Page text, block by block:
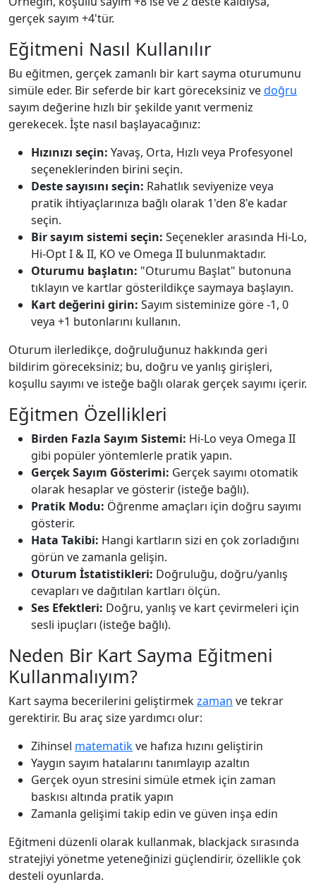
gerçek sayım +4'tür.
Eğitmeni Nasıl Kullanılır
Bu eğitmen, gerçek zamanlı bir kart sayma oturumunu
simüle eder. Bir seferde bir kart göreceksiniz vedoğru
sayım değerine hızlı bir şekilde yanıt vermeniz
gerekecek. İşte nasıl başlayacağınız:
Hızınızı seçin: Yavaş, Orta, Hızlı veya Profesyonel
seçeneklerinden birini seçin.
Deste sayısını seçin: Rahatlık seviyenize veya
pratik ihtiyaçlarınıza bağlı olarak 1'den 8'e kadar
seçin.
Bir sayım sistemi seçin: Seçenekler arasında Hi-Lo,
Hi-Opt I & II, KO ve Omega II bulunmaktadır.
Oturumu başlatın: "Oturumu Başlat" butonuna
tıklayın ve kartlar gösterildikçe saymaya başlayın.
Kart değerini girin: Sayım sisteminize göre -1, 0
veya +1 butonlarını kullanın.
Oturum ilerledikçe, doğruluğunuz hakkında geri
bildirim göreceksiniz; bu, doğru ve yanlış girişleri,
koşullu sayımı ve isteğe bağlı olarak gerçek sayımı içerir.
Eğitmen Özellikleri
Birden Fazla Sayım Sistemi: Hi-Lo veya Omega II
gibi popüler yöntemlerle pratik yapın.
Gerçek Sayım Gösterimi: Gerçek sayımı otomatik
olarak hesaplar ve gösterir (isteğe bağlı).
Pratik Modu: Öğrenme amaçları için doğru sayımı
gösterir.
Hata Takibi: Hangi kartların sizi en çok zorladığını
görün ve zamanla gelişin.
Oturum İstatistikleri: Doğruluğu, doğru/yanlış
cevapları ve dağıtılan kartları ölçün.
Ses Efektleri: Doğru, yanlış ve kart çevirmeleri için
sesli ipuçları (isteğe bağlı).
Neden Bir Kart Sayma Eğitmeni
Kullanmalıyım?
Kart sayma becerilerini geliştirmekzaman ve tekrar
gerektirir. Bu araç size yardımcı olur:
Zihinsel matematikve hafıza hızını geliştirin
Yaygın sayım hatalarını tanımlayıp azaltın
Gerçek oyun stresini simüle etmek için zaman
baskısı altında pratik yapın
Zamanla gelişimi takip edin ve güven inşa edin
Eğitmeni düzenli olarak kullanmak, blackjack sırasında
stratejiyi yönetme yeteneğinizi güçlendirir, özellikle çok
desteli oyunlarda.